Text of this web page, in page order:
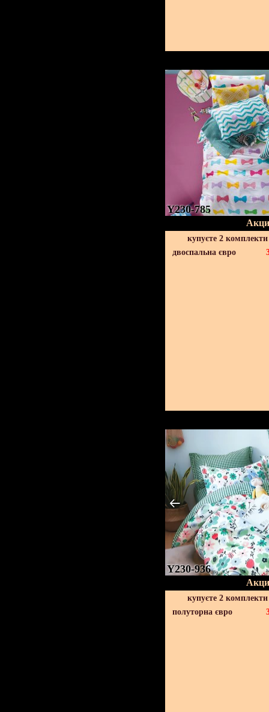
Y230-785
купуєте 2
двоспальна євро
Y230-936
купуєте 2
полуторна євро